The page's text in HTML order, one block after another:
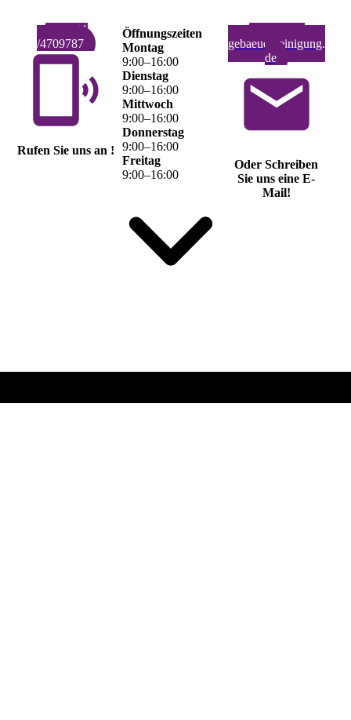
03341
/4709787
Rufen Sie uns an !
Öffnungszeiten
Montag
9:00–16:00
Dienstag
9:00–16:00
Mittwoch
9:00–16:00
Donnerstag
9:00–16:00
Freitag
9:00–16:00
gebaeudereinigung.
de
Oder Schreiben
Sie uns eine E-
Mail!